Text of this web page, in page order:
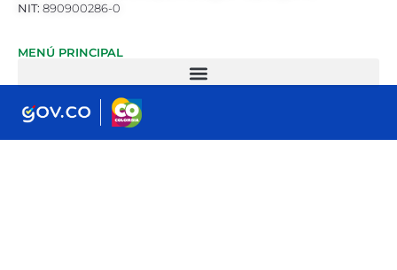
NIT: 890900286-0
MENÚ PRINCIPAL